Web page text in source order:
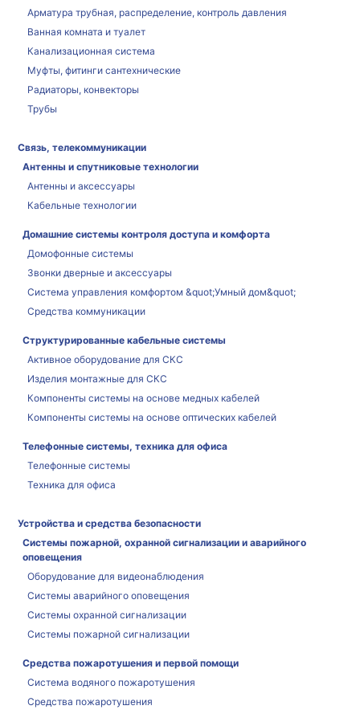
Арматура трубная, распределение, контроль давления
Ванная комната и туалет
Канализационная система
Муфты, фитинги сантехнические
Радиаторы, конвекторы
Трубы
Связь, телекоммуникации
Антенны и спутниковые технологии
Антенны и аксессуары
Кабельные технологии
Домашние системы контроля доступа и комфорта
Домофонные системы
Звонки дверные и аксессуары
Система управления комфортом &quot;Умный дом&quot;
Средства коммуникации
Структурированные кабельные системы
Активное оборудование для СКС
Изделия монтажные для СКС
Компоненты системы на основе медных кабелей
Компоненты системы на основе оптических кабелей
Телефонные системы, техника для офиса
Телефонные системы
Техника для офиса
Устройства и средства безопасности
Системы пожарной, охранной сигнализации и аварийного
оповещения
Оборудование для видеонаблюдения
Системы аварийного оповещения
Системы охранной сигнализации
Системы пожарной сигнализации
Средства пожаротушения и первой помощи
Система водяного пожаротушения
Средства пожаротушения